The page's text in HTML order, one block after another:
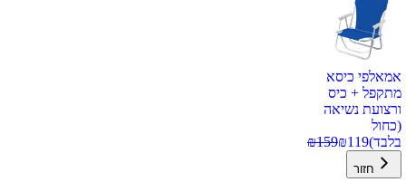
אמאלפי כיסא
מתקפל + כיס
ורצועת נשיאה
(כחול
בלבד)
₪119
₪159
חזור